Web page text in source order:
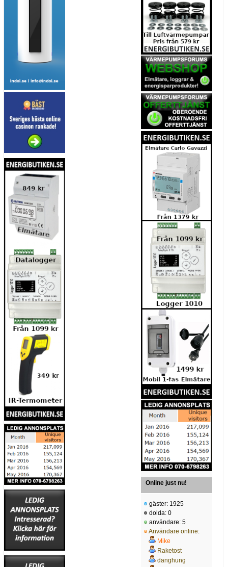
Online just nu!
gäster: 1925
dolda: 0
användare: 5
Användare online:
Mike
Raketost
danghung